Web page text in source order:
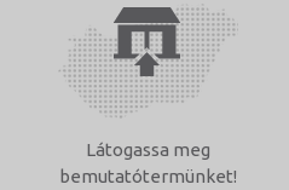
Látogassa meg
bemutatótermünket!